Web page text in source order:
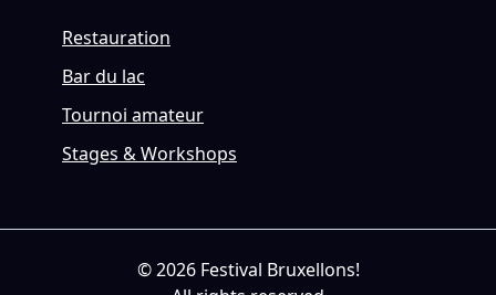
Restauration
Bar du lac
Tournoi amateur
Stages & Workshops
© 2026 Festival Bruxellons!